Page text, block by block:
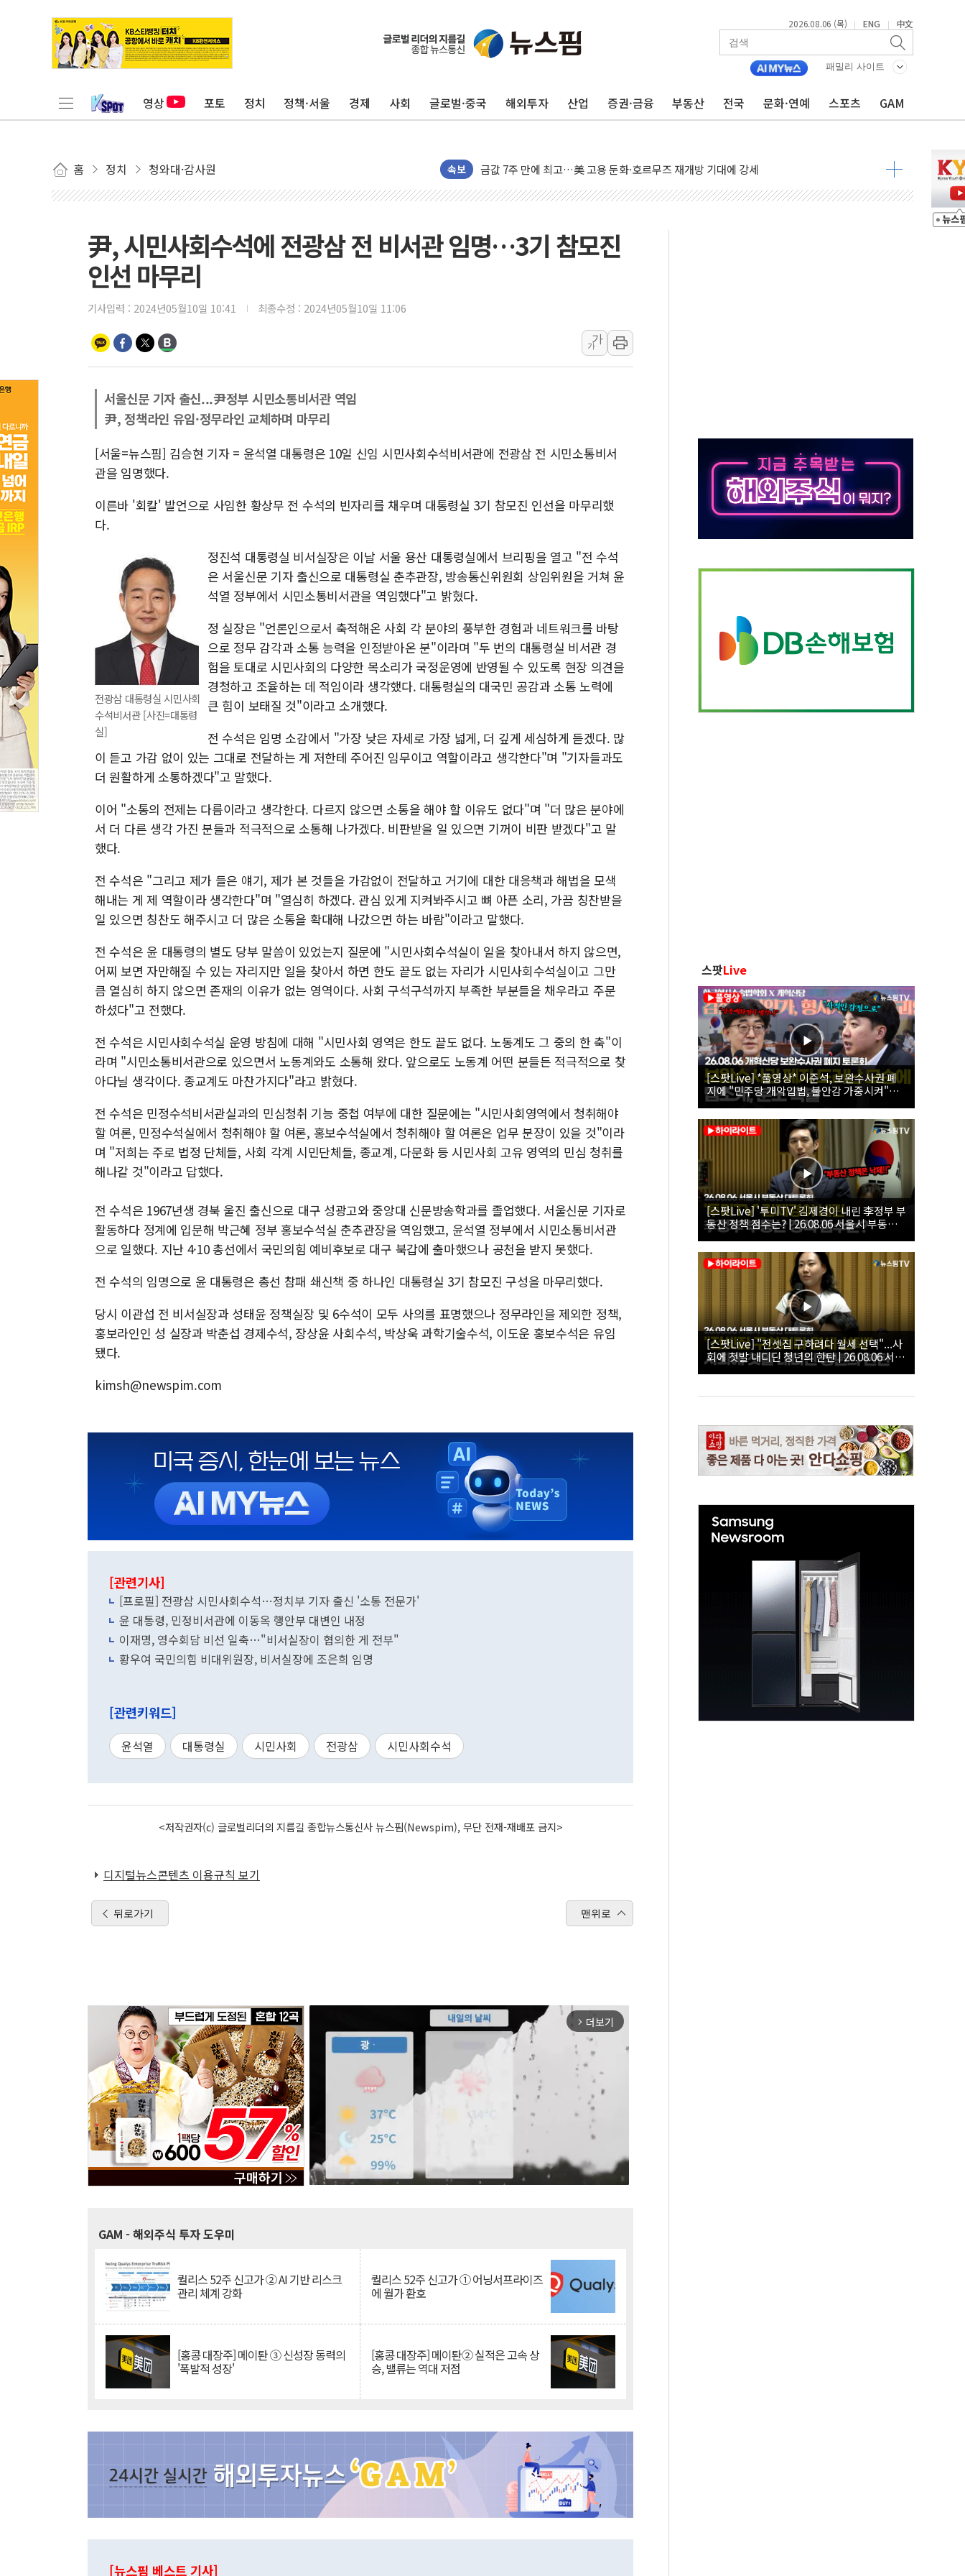
2026.08.06 (목) | ENG | 中文
패밀리 사이트
영상 포토 정치 정책·서울 경제 사회 글로벌·중국 해외투자 산업 증권·금융 부동산 전국 문화·연예 스포츠 GAM
홈 정치 청와대·감사원 속보
뉴욕 증시 프리뷰, 미 주가선물 AI주 차익실현 속 혼조세...웨스턴디지털·샌디스크↓
금값 7주 만에 최고…美 고용 둔화·호르무즈 재개방 기대에 강세
[인도증시] 중동 긴장 완화에 실적 호조까지, 상승...호실적 보고 기업 상승세 뚜렷
[베트남 증시] 지수 하락 속 'DGC' 임시 주총 기대감에 홀로 상한가…마진 잔액은 사상 최고
'월가의 황제' 다이먼 "금융시장 레버리지 위험수위…숨은 차입이 더 큰 변수"
[3보] 북, 원산서 동해로 단거리 탄도미사일 1발 발사… 올해 10번째·42일 만 도발
해군과 함께하는 '불금전파, 송정' 시즌2
강원도 폭염특보 11일째…온열질환·가축 피해 최소화 '총력 대응'
[코인 시황] 비트코인, ETF 자금 유입에도 박스권…美 암호화폐 법안 처리 여부도 변수
[르포] 39도 폭염 속 잠실 개표소 시위 '62일째'..."대부분 여기서 상주"
尹, 시민사회수석에 전광삼 전 비서관 임명…3기 참모진
인선 마무리
기사입력 : 2024년05월10일 10:41 최종수정 : 2024년05월10일 11:06
가
가
서울신문 기자 출신...尹정부 시민소통비서관 역임
尹, 정책라인 유임·정무라인 교체하며 마무리
[서울=뉴스핌] 김승현 기자 = 윤석열 대통령은 10일 신임 시민사회수석비서관에 전광삼 전 시민소통비서
관을 임명했다.
이른바 '회칼' 발언으로 사임한 황상무 전 수석의 빈자리를 채우며 대통령실 3기 참모진 인선을 마무리했
다.
전광삼 대통령실 시민사회
수석비서관 [사진=대통령
실]
정진석 대통령실 비서실장은 이날 서울 용산 대통령실에서 브리핑을 열고 "전 수석
은 서울신문 기자 출신으로 대통령실 춘추관장, 방송통신위원회 상임위원을 거쳐 윤
석열 정부에서 시민소통비서관을 역임했다"고 밝혔다.
정 실장은 "언론인으로서 축적해온 사회 각 분야의 풍부한 경험과 네트워크를 바탕
으로 정무 감각과 소통 능력을 인정받아온 분"이라며 "두 번의 대통령실 비서관 경
험을 토대로 시민사회의 다양한 목소리가 국정운영에 반영될 수 있도록 현장 의견을
경청하고 조율하는 데 적임이라 생각했다. 대통령실의 대국민 공감과 소통 노력에
큰 힘이 보태질 것"이라고 소개했다.
전 수석은 임명 소감에서 "가장 낮은 자세로 가장 넓게, 더 깊게 세심하게 듣겠다. 많
이 듣고 가감 없이 있는 그대로 전달하는 게 저한테 주어진 임무이고 역할이라고 생각한다"며 "기자들과도
더 원활하게 소통하겠다"고 말했다.
이어 "소통의 전제는 다름이라고 생각한다. 다르지 않으면 소통을 해야 할 이유도 없다"며 "더 많은 분야에
서 더 다른 생각 가진 분들과 적극적으로 소통해 나가겠다. 비판받을 일 있으면 기꺼이 비판 받겠다"고 말
했다.
전 수석은 "그리고 제가 들은 얘기, 제가 본 것들을 가감없이 전달하고 거기에 대한 대응책과 해법을 모색
해내는 게 제 역할이라 생각한다"며 "열심히 하겠다. 관심 있게 지켜봐주시고 뼈 아픈 소리, 가끔 칭찬받을
일 있으면 칭찬도 해주시고 더 많은 소통을 확대해 나갔으면 하는 바람"이라고 말했다.
전 수석은 윤 대통령의 별도 당부 말씀이 있었는지 질문에 "시민사회수석실이 일을 찾아내서 하지 않으면,
어찌 보면 자만해질 수 있는 자리지만 일을 찾아서 하면 한도 끝도 없는 자리가 시민사회수석실이고 그만
큼 열심히 하지 않으면 존재의 이유가 없는 영역이다. 사회 구석구석까지 부족한 부분들을 채우라고 주문
하셨다"고 전했다.
전 수석은 시민사회수석실 운영 방침에 대해 "시민사회 영역은 한도 끝도 없다. 노동계도 그 중의 한 축"이
라며 "시민소통비서관으로 있으면서 노동계와도 소통해 왔다. 앞으로도 노동계 어떤 분들든 적극적으로 찾
아다닐 생각이다. 종교계도 마찬가지다"라고 밝혔다.
전 수석은 민정수석비서관실과의 민심청취 기능 중첩 여부에 대한 질문에는 "시민사회영역에서 청취해야
할 여론, 민정수석실에서 청취해야 할 여론, 홍보수석실에서 청취해야 할 여론은 업무 분장이 있을 것"이라
며 "저희는 주로 법정 단체들, 사회 각계 시민단체들, 종교계, 다문화 등 시민사회 고유 영역의 민심 청취를
해나갈 것"이라고 답했다.
전 수석은 1967년생 경북 울진 출신으로 대구 성광고와 중앙대 신문방송학과를 졸업했다. 서울신문 기자로
활동하다 정계에 입문해 박근혜 정부 홍보수석실 춘추관장을 역임했고, 윤석열 정부에서 시민소통비서관
으로 일했다. 지난 4·10 총선에서 국민의힘 예비후보로 대구 북갑에 출마했으나 공천을 받지 못했다.
전 수석의 임명으로 윤 대통령은 총선 참패 쇄신책 중 하나인 대통령실 3기 참모진 구성을 마무리했다.
당시 이관섭 전 비서실장과 성태윤 정책실장 및 6수석이 모두 사의를 표명했으나 정무라인을 제외한 정책,
홍보라인인 성 실장과 박춘섭 경제수석, 장상윤 사회수석, 박상욱 과학기술수석, 이도운 홍보수석은 유임
됐다.
kimsh@newspim.com
[관련기사]
[프로필] 전광삼 시민사회수석…정치부 기자 출신 '소통 전문가'
윤 대통령, 민정비서관에 이동옥 행안부 대변인 내정
이재명, 영수회담 비선 일축…"비서실장이 협의한 게 전부"
황우여 국민의힘 비대위원장, 비서실장에 조은희 임명
[관련키워드]
윤석열 대통령실 시민사회 전광삼 시민사회수석
<저작권자(c) 글로벌리더의 지름길 종합뉴스통신사 뉴스핌(Newspim), 무단 전재-재배포 금지>
디지털뉴스콘텐츠 이용규칙 보기
뒤로가기 맨위로
arrow_forward_ios 더보기
GAM - 해외주식 투자 도우미
퀄리스 52주 신고가 ② AI 기반 리스크
관리 체계 강화
퀄리스 52주 신고가 ① 어닝서프라이즈
에 월가 환호
[홍콩 대장주] 메이퇀 ③ 신성장 동력의
'폭발적 성장'
[홍콩 대장주] 메이퇀② 실적은 고속 상
승, 밸류는 역대 저점
[뉴스핌 베스트 기사]
스팟Live
[스팟Live] *풀영상* 이준석, 보완수사권 폐
지에 "민주당 개악입법, 불안감 가중시켜"｜
26.08.06 개혁신당 보완수사권 폐지 토론회
[스팟Live] '투미TV' 김제경이 내린 李정부 부
동산 정책 점수는? | 26.08.06 서울시 부동산
대토론회
[스팟Live] "전셋집 구하려다 월세 선택"...사
회에 첫발 내디딘 청년의 한탄 | 26.08.06 서울
시 부동산 대토론회